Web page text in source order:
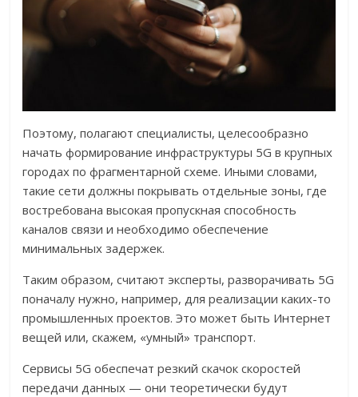
Поэтому, полагают специалисты, целесообразно
начать формирование инфраструктуры 5G в крупных
городах по фрагментарной схеме. Иными словами,
такие сети должны покрывать отдельные зоны, где
востребована высокая пропускная способность
каналов связи и необходимо обеспечение
минимальных задержек.
Таким образом, считают эксперты, разворачивать 5G
поначалу нужно, например, для реализации каких-то
промышленных проектов. Это может быть Интернет
вещей или, скажем, «умный» транспорт.
Сервисы 5G обеспечат резкий скачок скоростей
передачи данных — они теоретически будут